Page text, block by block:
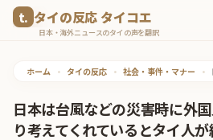
タイの反応 タイコエ
日本・海外ニュースのタイの声を翻訳
ホーム • タイの反応 • 社会・事件・マナー •
日本は台風などの災害時に外
り考えてくれているとタイ人